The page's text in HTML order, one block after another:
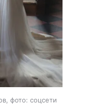
фото: соцсети